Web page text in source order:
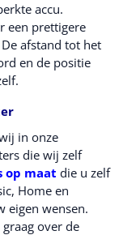
accu.
een prettigere
afstand tot het
en de positie
in onze
die wij zelf
op maat die u zelf
Home en
eigen wensen.
over de